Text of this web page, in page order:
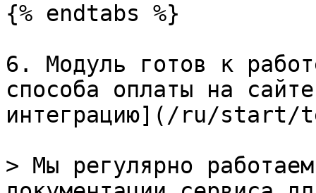
{% endtabs %}
6. Модуль готов к
способа оплаты на
интеграцию](/ru/
> Мы регулярно